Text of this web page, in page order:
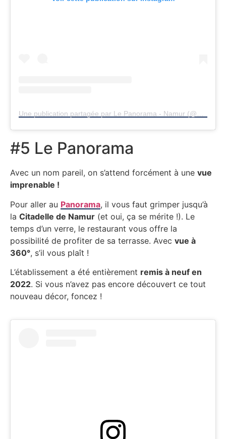
#5 Le Panorama
Avec un nom pareil, on s’attend forcément à une vue
imprenable !
Pour aller au Panorama, il vous faut grimper jusqu’à
la Citadelle de Namur (et oui, ça se mérite !). Le
temps d’un verre, le restaurant vous offre la
possibilité de profiter de sa terrasse. Avec vue à
360°, s’il vous plaît !
L’établissement a été entièrement remis à neuf en
2022. Si vous n’avez pas encore découvert ce tout
nouveau décor, foncez !